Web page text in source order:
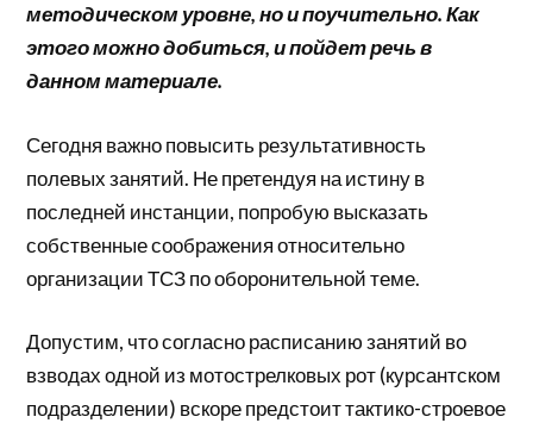
методическом уровне, но и поучительно. Как
этого можно добиться, и пойдет речь в
данном материале.
Сегодня важно повысить результативность
полевых занятий. Не претендуя на истину в
последней инстанции, попробую высказать
собственные соображения относительно
организации ТСЗ по оборонительной теме.
Допустим, что согласно расписанию занятий во
взводах одной из мотострелковых рот (курсантском
подразделении) вскоре предстоит тактико-строевое